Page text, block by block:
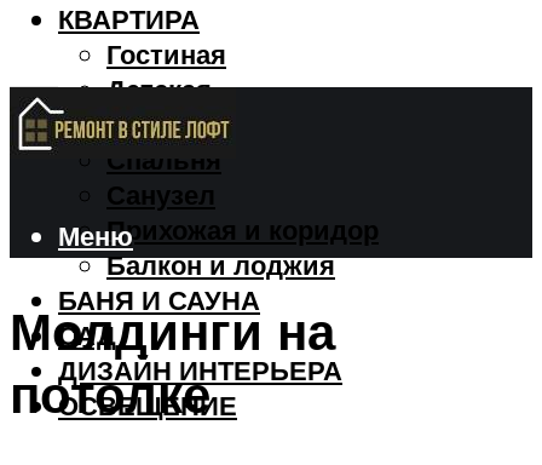
КВАРТИРА
Гостиная
Детская
Кухня
Спальня
Санузел
Прихожая и коридор
Балкон и лоджия
БАНЯ И САУНА
САД
ДИЗАЙН ИНТЕРЬЕРА
ОСВЕЩЕНИЕ
Меню
Молдинги на
потолке